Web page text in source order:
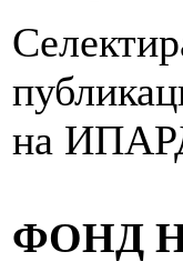
на
ФОНД